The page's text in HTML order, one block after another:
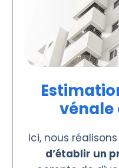
vénale
Ici, nous
d’établir un